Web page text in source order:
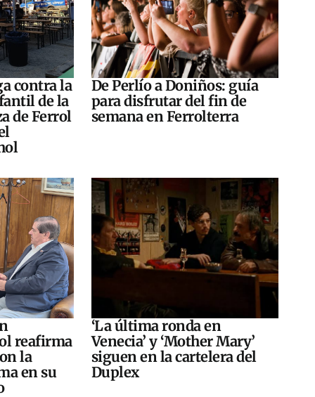
contra la
de la
de Ferrol
De Perlío a Doniños: guía
para disfrutar del fin de
semana en Ferrolterra
reafirma
la
en su
‘La última ronda en
Venecia’ y ‘Mother Mary’
siguen en la cartelera del
Duplex